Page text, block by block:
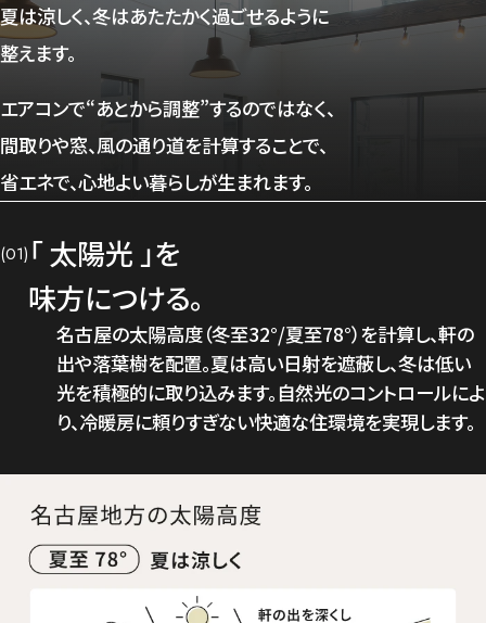
夏は涼しく、冬はあたたかく過ごせるように
整えます。
エアコンで“あとから調整”するのではなく、
間取りや窓、風の通り道を計算することで、
省エネで、心地よい暮らしが生まれます。
(01) 「 太陽光 」を
味方につける。
名古屋の太陽高度（冬至32°/夏至78°）を計算し、軒の
出や落葉樹を配置。夏は高い日射を遮蔽し、冬は低い
光を積極的に取り込みます。自然光のコントロールによ
り、冷暖房に頼りすぎない快適な住環境を実現します。